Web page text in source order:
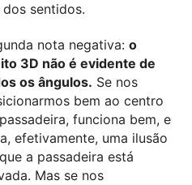
sentidos.
nota negativa: o
3D não é evidente de
os ângulos. Se nos
bem ao centro
funciona bem, e
efetivamente, uma ilusão
a passadeira está
Mas se nos